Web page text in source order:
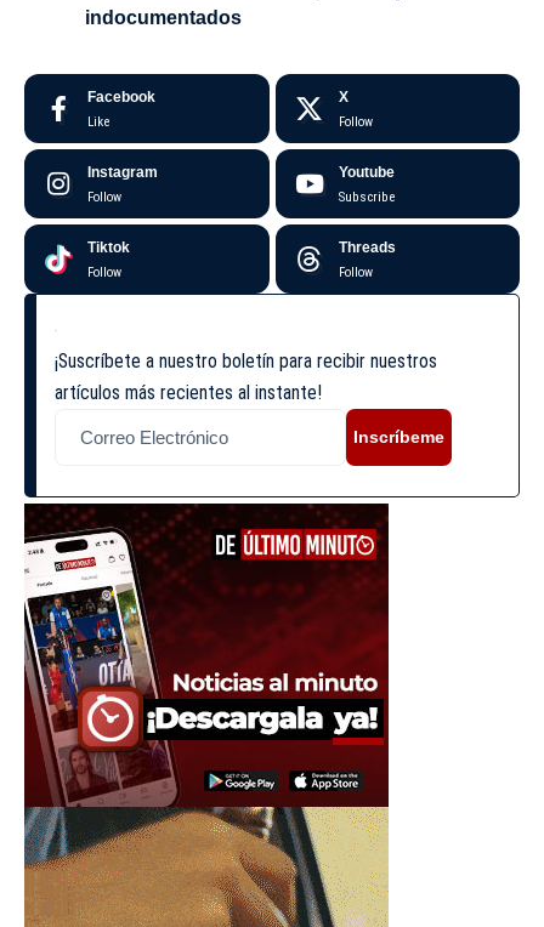
indocumentados
Facebook
Like
X
Follow
Instagram
Follow
Youtube
Subscribe
Tiktok
Follow
Threads
Follow
¡Suscríbete a nuestro boletín para recibir nuestros
artículos más recientes al instante!
Inscríbeme